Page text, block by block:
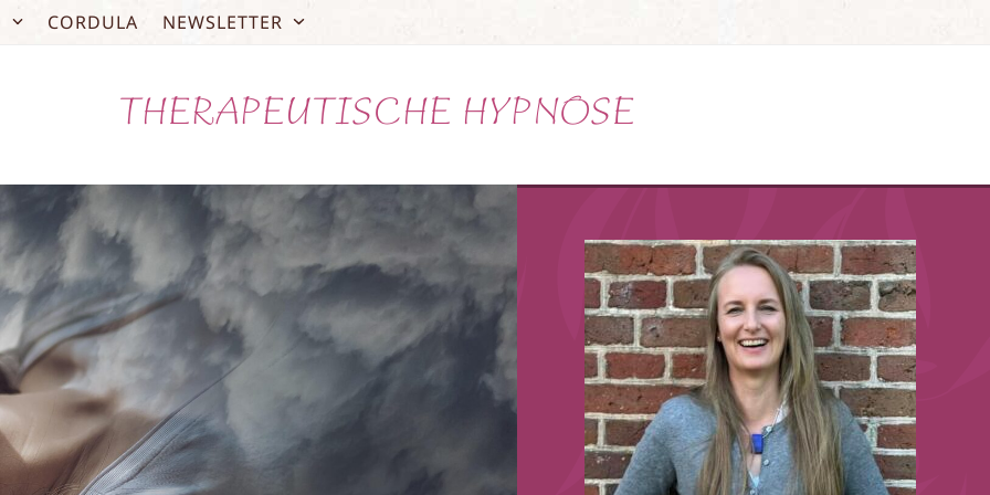
CORDULA NEWSLETTER
THERAPEUTISCHE HYPNOSE